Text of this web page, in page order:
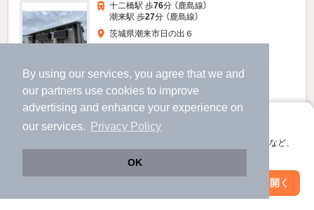
By using our services, you agree that we and
our partners use cookies to improve
advertising and enhance your experience on
our services.
Privacy Policy
OK
アプリに切り替えて、サクサクお部屋探し
会員登録なしですぐ使える。マップ検索やお気に入り保存など、
アプリを開く
すべての写真
十二橋駅 歩76分 （鹿島線）
潮来駅 歩27分 （鹿島線）
茨城県潮来市日の出６
駐車場あり
絞り込み条件を変更